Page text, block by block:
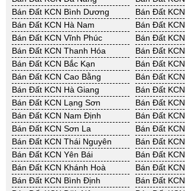
Bán Đất KCN Bình Dương
Bán Đất
Bán Đất KCN Hà Nam
Bán Đất
Bán Đất KCN Vĩnh Phúc
Bán Đất
Bán Đất KCN Thanh Hóa
Bán Đất
Bán Đất KCN Bắc Kạn
Bán Đất
Bán Đất KCN Cao Bằng
Bán Đất
Bán Đất KCN Hà Giang
Bán Đất
Bán Đất KCN Lạng Sơn
Bán Đất
Bán Đất KCN Nam Định
Bán Đất
Bán Đất KCN Sơn La
Bán Đất
Bán Đất KCN Thái Nguyên
Bán Đất
Bán Đất KCN Yên Bái
Bán Đất
Bán Đất KCN Khánh Hoà
Bán Đất
Bán Đất KCN Bình Định
Bán Đất